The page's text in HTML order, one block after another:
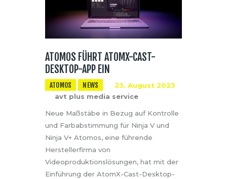
ATOMOS FÜHRT ATOMX-CAST-
DESKTOP-APP EIN
ATOMOS NEWS
23. August 2023
avt plus media service
Neue Maßstäbe in Bezug auf Kontrolle
und Farbabstimmung für Ninja V und
Ninja V+ Atomos, eine führende
Herstellerfirma von
Videoproduktionslösungen, hat mit der
Einführung der AtomX-Cast-Desktop-